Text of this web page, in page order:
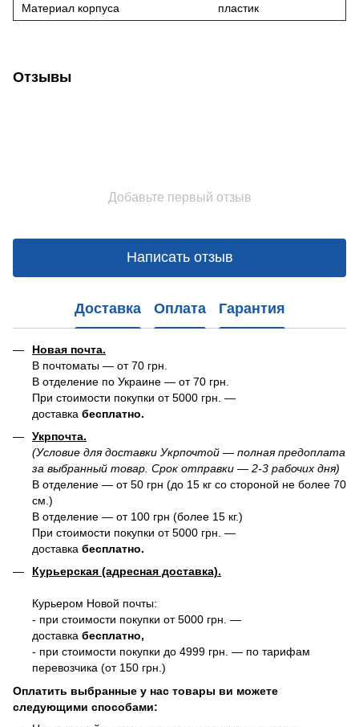
Материал корпуса пластик
Отзывы
Добавьте первый отзыв
Написать отзыв
Доставка Оплата Гарантия
Новая почта.
В почтоматы — от 70 грн.
В отделение по Украине — от 70 грн.
При стоимости покупки от 5000 грн. —
доставка бесплатно.
Укрпочта.
(Условие для доставки Укрпочтой — полная предоплата
за выбранный товар. Срок отправки — 2-3 рабочих дня)
В отделение — от 50 грн (до 15 кг со стороной не более 70
см.)
В отделение — от 100 грн (более 15 кг.)
При стоимости покупки от 5000 грн. —
доставка бесплатно.
Курьерская (адресная доставка).
Курьером Новой почты:
- при стоимости покупки от 5000 грн. —
доставка бесплатно,
- при стоимости покупки до 4999 грн. — по тарифам
перевозчика (от 150 грн.)
Оплатить выбранные у нас товары ви можете
следующими способами: